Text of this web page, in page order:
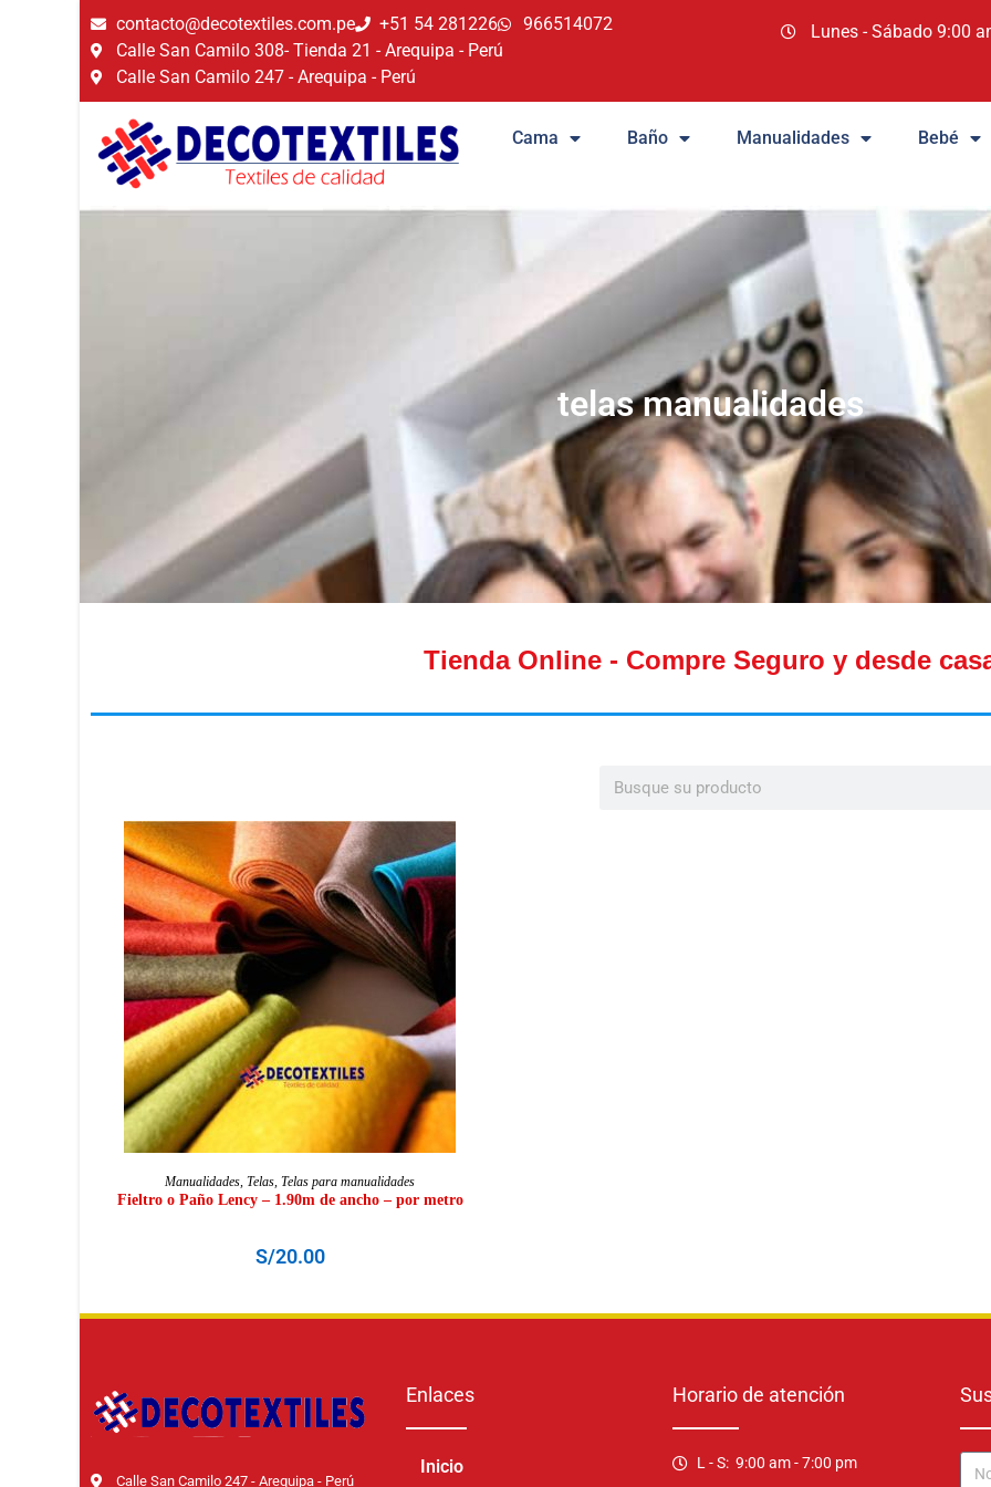
contacto@decotextiles.com.pe +51 54 281226
966514072
Calle San Camilo 308- Tienda 21 - Arequipa - Perú
Calle San Camilo 247 - Arequipa - Perú​
Lunes - Sábado 9:00
Cama Baño Manualidades Bebé
telas manualidades
Tienda Online - Compre Seguro y desde
SELECCIONAR OPCIONES
Manualidades, Telas, Telas para manualidades
Fieltro o Paño Lency – 1.90m de ancho – por metro
S/20.00
Calle San Camilo 247 - Arequipa - Perú
Enlaces
Inicio
Horario de atención
L - S: 9:00 am - 7:00 pm